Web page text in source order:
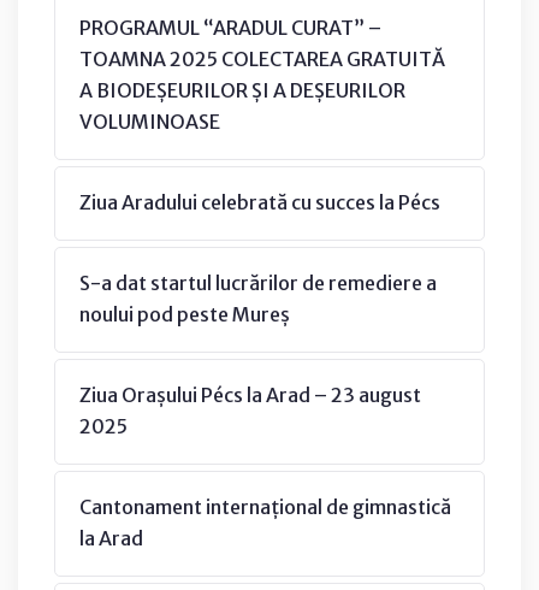
PROGRAMUL “ARADUL CURAT” –
TOAMNA 2025 COLECTAREA GRATUITĂ
A BIODEȘEURILOR ȘI A DEȘEURILOR
VOLUMINOASE
Ziua Aradului celebrată cu succes la Pécs
S-a dat startul lucrărilor de remediere a
noului pod peste Mureș
Ziua Orașului Pécs la Arad – 23 august
2025
Cantonament internațional de gimnastică
la Arad